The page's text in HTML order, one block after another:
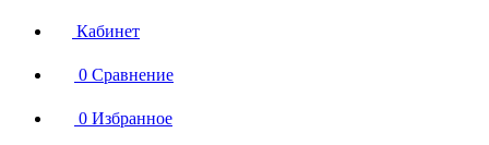
Кабинет
0 Сравнение
0 Избранное